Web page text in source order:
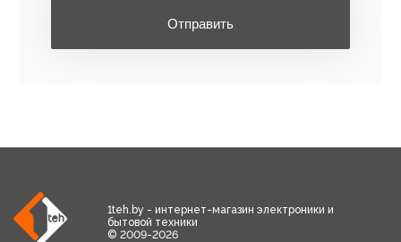
Отправить
1teh.by - интернет-магазин электроники и
бытовой техники
© 2009-2026